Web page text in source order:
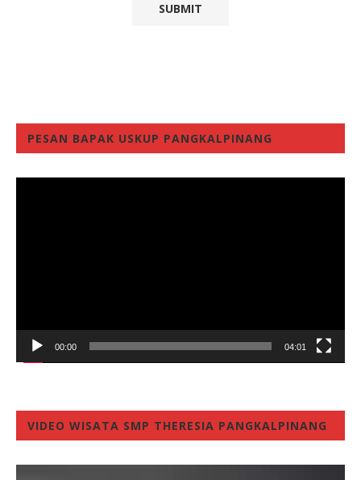
PESAN BAPAK USKUP PANGKALPINANG
00:00 04:01
VIDEO WISATA SMP THERESIA PANGKALPINANG